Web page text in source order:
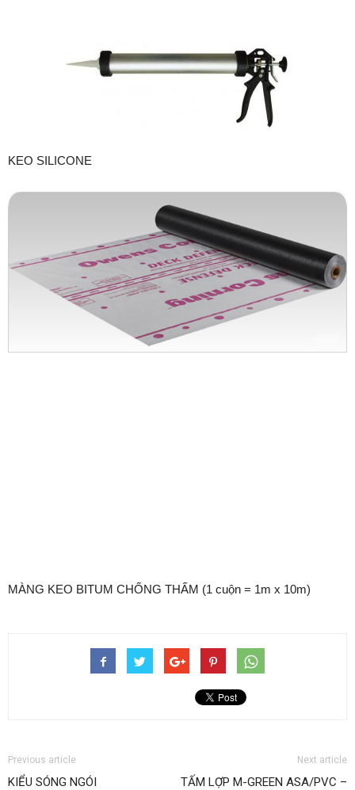
KEO SILICONE
MÀNG KEO BITUM CHỐNG THẤM (1 cuộn = 1m x 10m)
Previous article
KIỂU SÓNG NGÓI
Next article
TẤM LỢP M-GREEN ASA/PVC –